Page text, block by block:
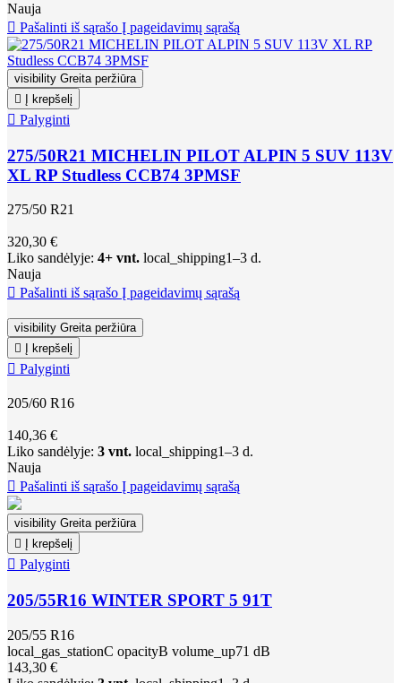
Nauja
 Pašalinti iš sąrašo Į pageidavimų sąrašą
visibility Greita peržiūra

Į krepšelį
 Palyginti
275/50R21 MICHELIN PILOT ALPIN 5 SUV 113V
XL RP Studless CCB74 3PMSF
275/50 R21
320,30 €
Liko sandėlyje: 4+ vnt. local_shipping1–3 d.
Nauja
 Pašalinti iš sąrašo Į pageidavimų sąrašą
visibility Greita peržiūra

Į krepšelį
 Palyginti
205/60 R16
140,36 €
Liko sandėlyje: 3 vnt. local_shipping1–3 d.
Nauja
 Pašalinti iš sąrašo Į pageidavimų sąrašą
visibility Greita peržiūra

Į krepšelį
 Palyginti
205/55R16 WINTER SPORT 5 91T
205/55 R16
local_gas_stationC opacityB volume_up71 dB
143,30 €